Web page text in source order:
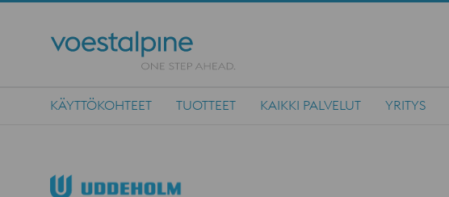
KÄYTTÖKOHTEET TUOTTEET KAIKKI PALVELUT YRITYS